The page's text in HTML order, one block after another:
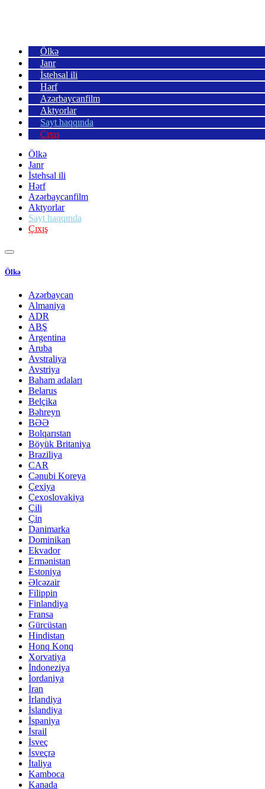
Ölkə
Janr
İstehsal ili
Hərf
Azərbaycanfilm
Aktyorlar
Sayt haqqında
Çıxış
Ölkə
Janr
İstehsal ili
Hərf
Azərbaycanfilm
Aktyorlar
Sayt haqqında
Çıxış
Ölkə
Azərbaycan
Almaniya
ADR
ABŞ
Argentina
Aruba
Avstraliya
Avstriya
Baham adaları
Belarus
Belçika
Bəhreyn
BƏƏ
Bolqarıstan
Böyük Britaniya
Braziliya
CAR
Cənubi Koreya
Çexiya
Çexoslovakiya
Çili
Çin
Danimarka
Dominikan
Ekvador
Ermənistan
Estoniya
Əlcəzair
Filippin
Finlandiya
Fransa
Gürcüstan
Hindistan
Honq Konq
Xorvatiya
İndoneziya
İordaniya
İran
İrlandiya
İslandiya
İspaniya
İsrail
İsveç
İsveçrə
İtaliya
Kamboca
Kanada